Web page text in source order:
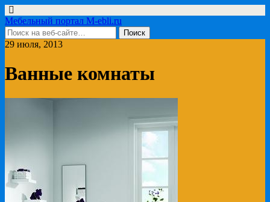
Мебельный портал M-ebli.ru
29 июля, 2013
Ванные комнаты